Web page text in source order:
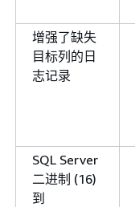
增强了缺失
目标列的日
志记录
SQL Server
二进制 (16)
到